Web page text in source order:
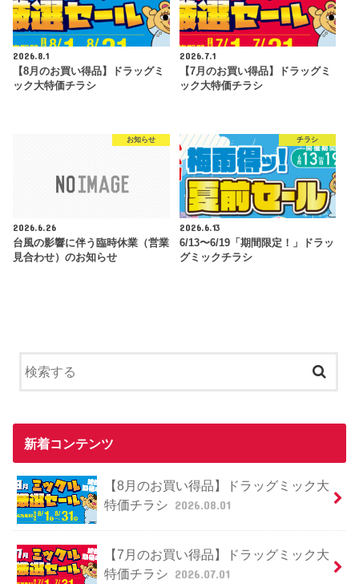
2026.8.1
【8月のお買い得品】ドラッグミ
ック大特価チラシ
2026.7.1
【7月のお買い得品】ドラッグミ
ック大特価チラシ
お知らせ
2026.6.26
台風の影響に伴う臨時休業（営業
見合わせ）のお知らせ
チラシ
2026.6.13
6/13〜6/19「期間限定！」ドラッ
グミックチラシ
新着コンテンツ
【8月のお買い得品】ドラッグミック大
特価チラシ 2026.08.01
【7月のお買い得品】ドラッグミック大
特価チラシ 2026.07.01